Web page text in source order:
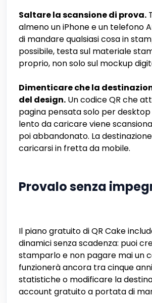
Saltare la scansione di prova.
almeno un iPhone e un telefono
di mandare qualsiasi cosa in
possibile, testa sul materiale
proprio, non solo sul mockup
Dimenticare che la
del design. Un codice QR che
pagina pensata solo per desktop
lento da caricare viene
poi abbandonato. La
caricarsi in fretta da mobile.
Provalo senza
Il piano gratuito di QR Cake
dinamici senza scadenza: puoi
stamparlo e non pagare mai un
funzionerà ancora tra cinque
statistiche o modificare la
account gratuito a portata di